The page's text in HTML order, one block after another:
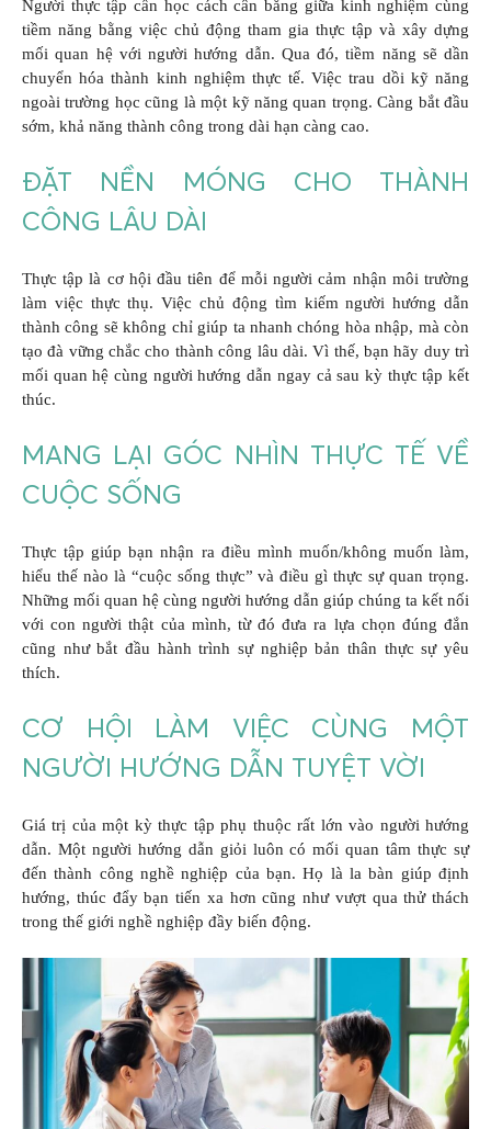
Người thực tập cần học cách cân bằng giữa kinh nghiệm cùng
tiềm năng bằng việc chủ động tham gia thực tập và xây dựng
mối quan hệ với người hướng dẫn. Qua đó, tiềm năng sẽ dần
chuyển hóa thành kinh nghiệm thực tế. Việc trau dồi kỹ năng
ngoài trường học cũng là một kỹ năng quan trọng. Càng bắt đầu
sớm, khả năng thành công trong dài hạn càng cao.
ĐẶT NỀN MÓNG CHO THÀNH
CÔNG LÂU DÀI
Thực tập là cơ hội đầu tiên để mỗi người cảm nhận môi trường
làm việc thực thụ. Việc chủ động tìm kiếm người hướng dẫn
thành công sẽ không chỉ giúp ta nhanh chóng hòa nhập, mà còn
tạo đà vững chắc cho thành công lâu dài. Vì thế, bạn hãy duy trì
mối quan hệ cùng người hướng dẫn ngay cả sau kỳ thực tập kết
thúc.
MANG LẠI GÓC NHÌN THỰC TẾ VỀ
CUỘC SỐNG
Thực tập giúp bạn nhận ra điều mình muốn/không muốn làm,
hiểu thế nào là “cuộc sống thực” và điều gì thực sự quan trọng.
Những mối quan hệ cùng người hướng dẫn giúp chúng ta kết nối
với con người thật của mình, từ đó đưa ra lựa chọn đúng đắn
cũng như bắt đầu hành trình sự nghiệp bản thân thực sự yêu
thích.
CƠ HỘI LÀM VIỆC CÙNG MỘT
NGƯỜI HƯỚNG DẪN TUYỆT VỜI
Giá trị của một kỳ thực tập phụ thuộc rất lớn vào người hướng
dẫn. Một người hướng dẫn giỏi luôn có mối quan tâm thực sự
đến thành công nghề nghiệp của bạn. Họ là la bàn giúp định
hướng, thúc đẩy bạn tiến xa hơn cũng như vượt qua thử thách
trong thế giới nghề nghiệp đầy biến động.